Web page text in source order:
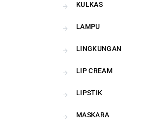
KULKAS
LAMPU
LINGKUNGAN
LIP CREAM
LIPSTIK
MASKARA